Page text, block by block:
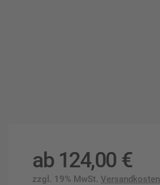
ab 124,00 €
zzgl. 19% MwSt. Versandkosten